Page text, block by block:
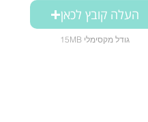
העלה קובץ לכאן
15MB גודל מקסימלי